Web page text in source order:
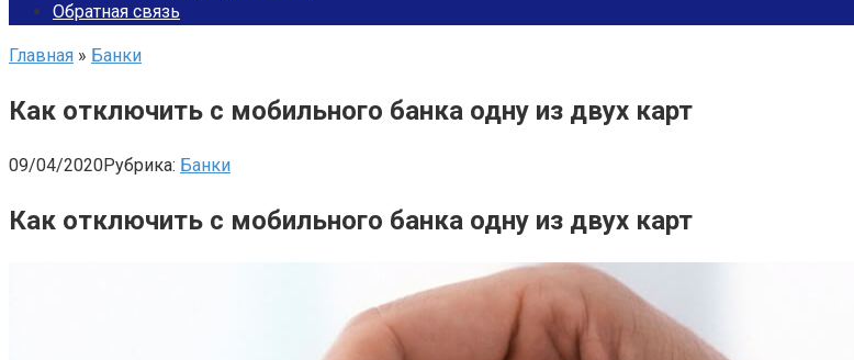
Обратная связь
Главная » Банки
Как отключить с мобильного банка одну из двух карт
09/04/2020Рубрика: Банки
Как отключить с мобильного банка одну из двух карт